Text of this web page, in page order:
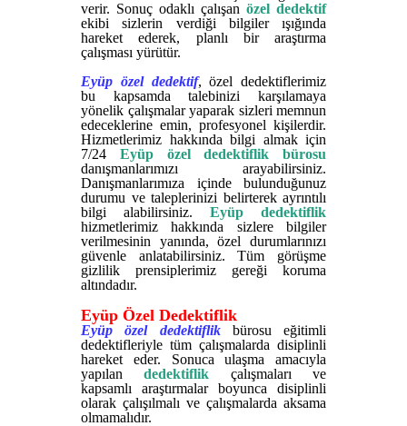
verir. Sonuç odaklı çalışan özel dedektif
ekibi sizlerin verdiği bilgiler ışığında
hareket ederek, planlı bir araştırma
çalışması yürütür.
Eyüp özel dedektif, özel dedektiflerimiz
bu kapsamda talebinizi karşılamaya
yönelik çalışmalar yaparak sizleri memnun
edeceklerine emin, profesyonel kişilerdir.
Hizmetlerimiz hakkında bilgi almak için
7/24 Eyüp özel dedektiflik bürosu
danışmanlarımızı arayabilirsiniz.
Danışmanlarımıza içinde bulunduğunuz
durumu ve taleplerinizi belirterek ayrıntılı
bilgi alabilirsiniz. Eyüp dedektiflik
hizmetlerimiz hakkında sizlere bilgiler
verilmesinin yanında, özel durumlarınızı
güvenle anlatabilirsiniz. Tüm görüşme
gizlilik prensiplerimiz gereği koruma
altındadır.
Eyüp Özel Dedektiflik
Eyüp özel dedektiflikbürosu eğitimli
dedektifleriyle tüm çalışmalarda disiplinli
hareket eder. Sonuca ulaşma amacıyla
yapılandedektiflik çalışmaları ve
kapsamlı araştırmalar boyunca disiplinli
olarak çalışılmalı ve çalışmalarda aksama
olmamalıdır.